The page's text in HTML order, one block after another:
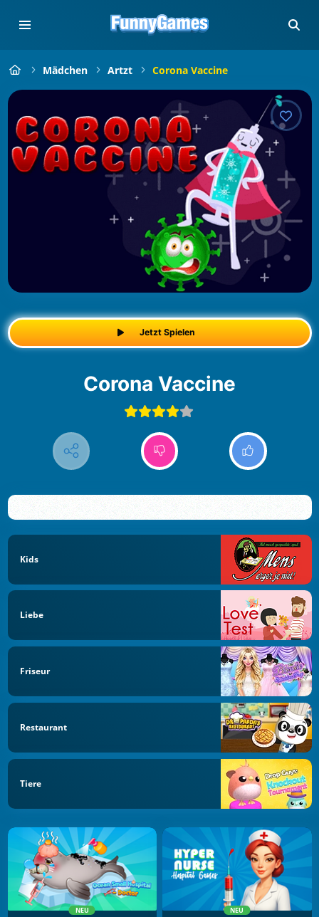
Mädchen Artzt Corona Vaccine
Jetzt Spielen
Corona Vaccine
Kids
Liebe
Friseur
Restaurant
Tiere
NEU NEU